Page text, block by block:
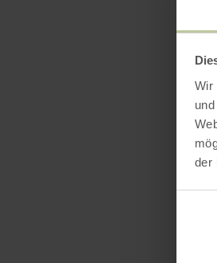
Wir
der